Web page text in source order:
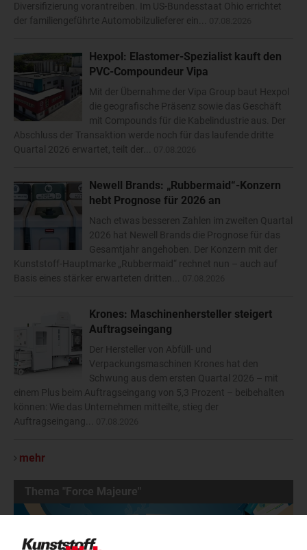
Diversifizierung vorantreiben. Im US-Bundesstaat Ohio errichtet
der familiengeführte Automobilzulieferer ein...
Hexpol: Elastomer-Spezialist kauft den
PVC-Compoundeur Vipa
Mit der Übernahme der Vipa Group baut Hexpol
die geografische Präsenz sowie das Geschäft
mit Compounds für die Kabelindustrie aus. Der
Abschluss der Transaktion werde noch für das laufende dritte
Quartal 2026 erwartet, teilt der...
Newell Brands: „Rubbermaid“-Konzern
hebt Prognose für 2026 an
Nach etwas besseren Zahlen im zweiten Quartal
2026 hat Newell Brands die Prognose für das
Gesamtjahr angehoben. Der Konzern mit der
Kunststoff-Hauptmarke „Rubbermaid“ rechnet nun – auch auf
Basis eines stärker erwarteten dritten...
Krones: Maschinenhersteller steigert
Auftragseingang
Der Hersteller von Abfüll- und
Verpackungsmaschinen Krones hat den
Schwung aus dem ersten Quartal 2026 – mit
einem Plus beim Auftragseingang von 5,3 Prozent – beibehalten
können: Wie das Unternehmen mitteilte, stieg der
Auftragseingang...
mehr
Thema "Force Majeure"